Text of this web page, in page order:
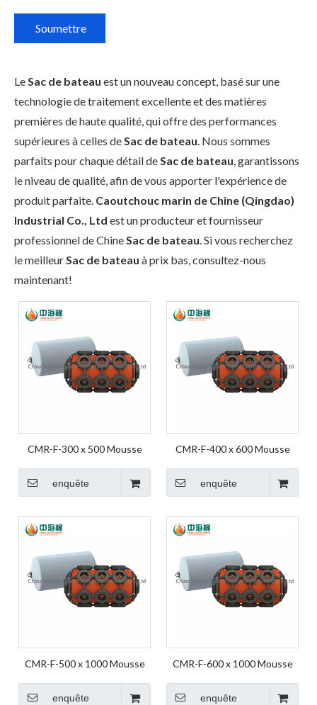
Soumettre
LeSac de bateau est un nouveau concept, basé sur une
technologie de traitement excellente et des matières
premières de haute qualité, qui offre des performances
supérieures à celles deSac de bateau. Nous sommes
parfaits pour chaque détail deSac de bateau, garantissons
le niveau de qualité, afin de vous apporter l'expérience de
produit parfaite. Caoutchouc marin de Chine (Qingdao)
Industrial Co., Ltd est un producteur et fournisseur
professionnel de ChineSac de bateau. Si vous recherchez
le meilleurSac de bateau à prix bas, consultez-nous
maintenant!
CMR-F-300 x 500 Mousse
Fender Boat Fender Marine
Air Bag Yokohama
enquête
CMR-F-400 x 600 Mousse
Fender Boat Fender Marine
Air Bag Yokohama
enquête
CMR-F-500 x 1000 Mousse
Fender Boat Fender Marine
enquête
CMR-F-600 x 1000 Mousse
Fender Boat Fender Marine
enquête